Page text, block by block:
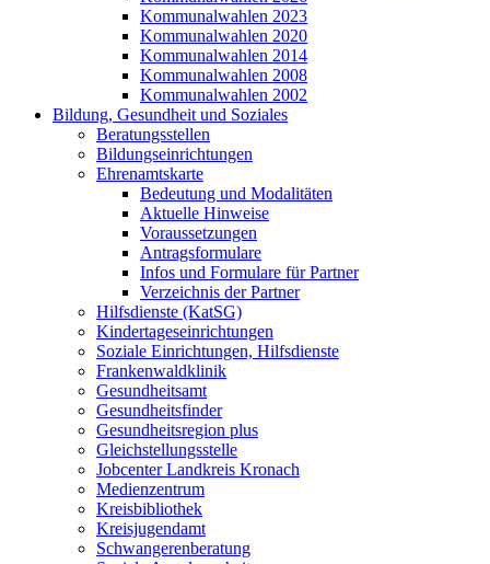
Kommunalwahlen 2023
Kommunalwahlen 2020
Kommunalwahlen 2014
Kommunalwahlen 2008
Kommunalwahlen 2002
Bildung, Gesundheit und Soziales
Beratungsstellen
Bildungseinrichtungen
Ehrenamtskarte
Bedeutung und Modalitäten
Aktuelle Hinweise
Voraussetzungen
Antragsformulare
Infos und Formulare für Partner
Verzeichnis der Partner
Hilfsdienste (KatSG)
Kindertageseinrichtungen
Soziale Einrichtungen, Hilfsdienste
Frankenwaldklinik
Gesundheitsamt
Gesundheitsfinder
Gesundheitsregion plus
Gleichstellungsstelle
Jobcenter Landkreis Kronach
Medienzentrum
Kreisbibliothek
Kreisjugendamt
Schwangerenberatung